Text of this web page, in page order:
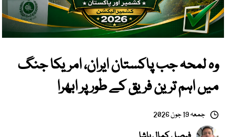
وہ لمحہ جب پاکستان ایران، امریکا جنگ
میں اہم ترین فریق کے طور پر ابھرا
جمعہ 19 جون 2026